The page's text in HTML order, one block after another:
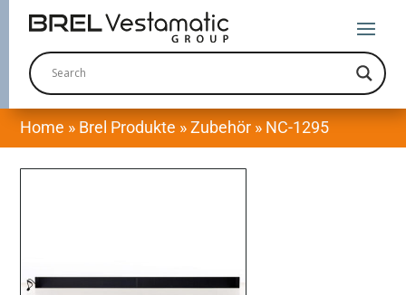
Home » Brel Produkte »Zubehör » NC-1295